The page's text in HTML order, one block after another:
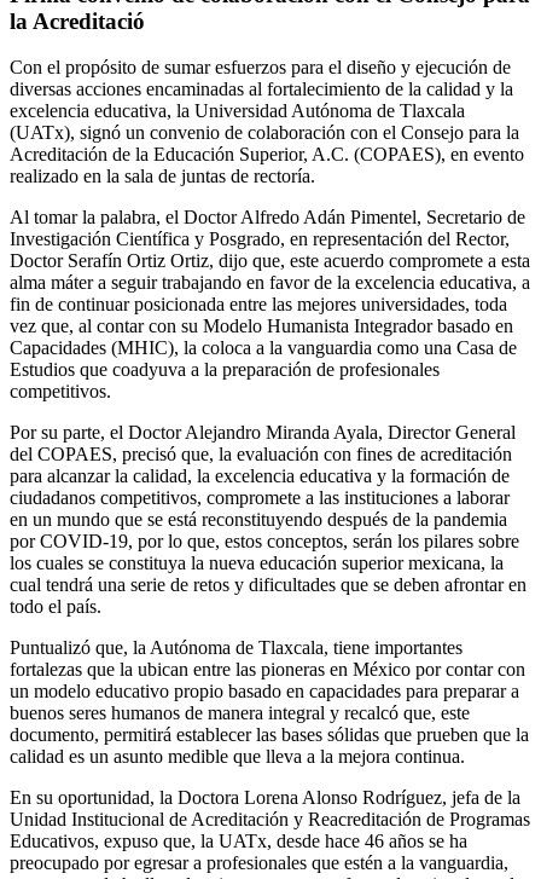
la Acreditació
Con el propósito de sumar esfuerzos para el diseño y ejecución de
diversas acciones encaminadas al fortalecimiento de la calidad y la
excelencia educativa, la Universidad Autónoma de Tlaxcala
(UATx), signó un convenio de colaboración con el Consejo para la
Acreditación de la Educación Superior, A.C. (COPAES), en evento
realizado en la sala de juntas de rectoría.
Al tomar la palabra, el Doctor Alfredo Adán Pimentel, Secretario de
Investigación Científica y Posgrado, en representación del Rector,
Doctor Serafín Ortiz Ortiz, dijo que, este acuerdo compromete a esta
alma máter a seguir trabajando en favor de la excelencia educativa, a
fin de continuar posicionada entre las mejores universidades, toda
vez que, al contar con su Modelo Humanista Integrador basado en
Capacidades (MHIC), la coloca a la vanguardia como una Casa de
Estudios que coadyuva a la preparación de profesionales
competitivos.
Por su parte, el Doctor Alejandro Miranda Ayala, Director General
del COPAES, precisó que, la evaluación con fines de acreditación
para alcanzar la calidad, la excelencia educativa y la formación de
ciudadanos competitivos, compromete a las instituciones a laborar
en un mundo que se está reconstituyendo después de la pandemia
por COVID-19, por lo que, estos conceptos, serán los pilares sobre
los cuales se constituya la nueva educación superior mexicana, la
cual tendrá una serie de retos y dificultades que se deben afrontar en
todo el país.
Puntualizó que, la Autónoma de Tlaxcala, tiene importantes
fortalezas que la ubican entre las pioneras en México por contar con
un modelo educativo propio basado en capacidades para preparar a
buenos seres humanos de manera integral y recalcó que, este
documento, permitirá establecer las bases sólidas que prueben que la
calidad es un asunto medible que lleva a la mejora continua.
En su oportunidad, la Doctora Lorena Alonso Rodríguez, jefa de la
Unidad Institucional de Acreditación y Reacreditación de Programas
Educativos, expuso que, la UATx, desde hace 46 años se ha
preocupado por egresar a profesionales que estén a la vanguardia,